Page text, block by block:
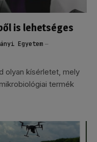
is lehetséges
Egyetem
olyan kísérletet, mely
termék